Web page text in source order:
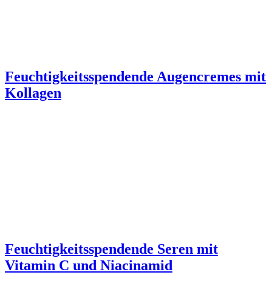
Feuchtigkeitsspendende Augencremes mit
Kollagen
Feuchtigkeitsspendende Seren mit
Vitamin C und Niacinamid